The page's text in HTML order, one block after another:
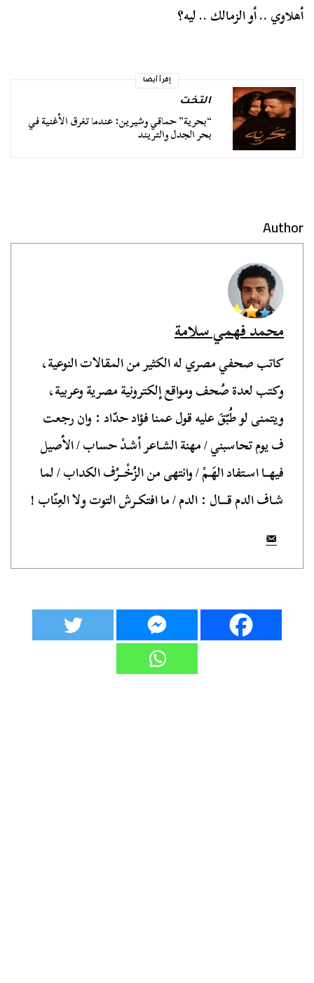
أهلاوي .. أو الزمالك .. ليه؟
إقرأ أيضا
التخت
“بحرية” حماقي وشيرين: عندما تغرق الأغنية في
بحر الجدل والتريند
Author
محمد فهمي سلامة
كاتب صحفي مصري له الكثير من المقالات النوعية،
وكتب لعدة صُحف ومواقع إلكترونية مصرية وعربية،
ويتمنى لو طُبّقَ عليه قول عمنا فؤاد حدّاد : وان رجعت
ف يوم تحاسبني / مهنة الشـاعر أشـدْ حساب / الأصيل
فيهــا اسـتفاد الهَـمْ / وانتهى من الزُخْــرُف الكداب / لما
شـاف الدم قـــال : الدم / ما افتكـرش التوت ولا العِنّاب !